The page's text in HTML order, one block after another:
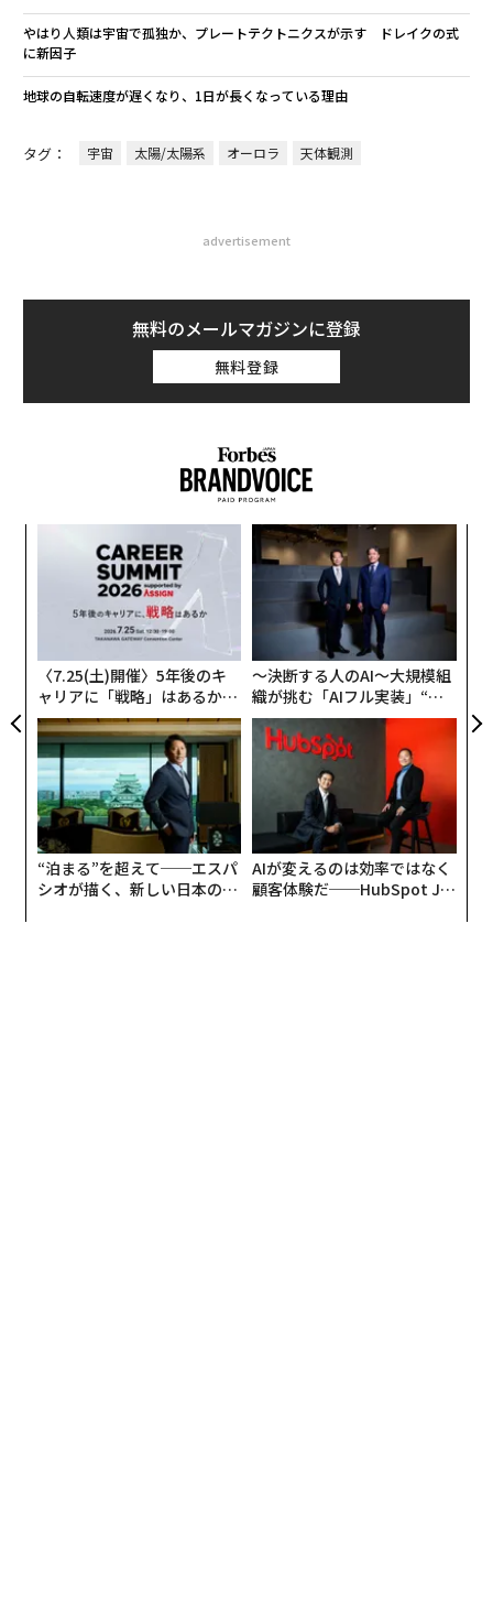
やはり人類は宇宙で孤独か、プレートテクトニクスが示す ドレイクの式
に新因子
地球の自転速度が遅くなり、1日が長くなっている理由
タグ： 宇宙 太陽/太陽系 オーロラ 天体観測
advertisement
無料のメールマガジンに登録
無料登録
〈7.25(土)開催〉5年後のキ
ャリアに「戦略」はあるか。
トップエグゼクティブのキャ
リアに触れる1日│CAREER S
UMMIT 2026
〜決断する人のAI〜大規模組
織が挑む「AIフル実装」“使
う”企業から“動く”企業へ【N
TTドコモビジネス×PwC】
“泊まる”を超えて──エスパ
シオが描く、新しい日本のラ
AIが変えるのは効率ではなく
顧客体験だ──HubSpot Ja